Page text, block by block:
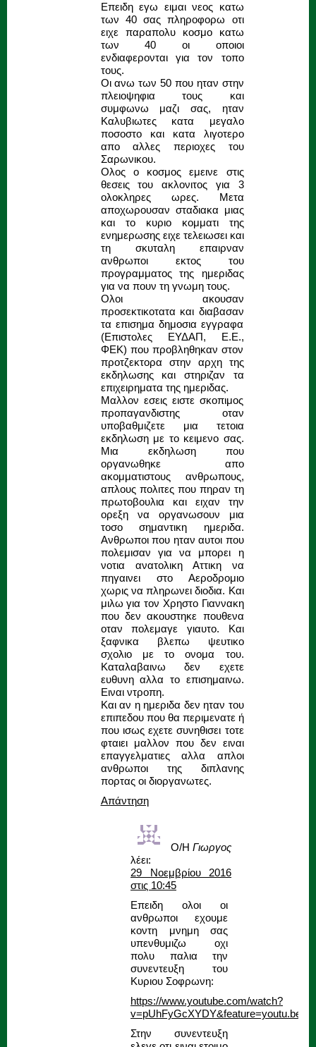
Επειδη εγω ειμαι νεος κατω
των 40 σας πληροφορω οτι
ειχε παραπολυ κοσμο κατω
των 40 οι οποιοι
ενδιαφερονται για τον τοπο
τους.
Οι ανω των 50 που ηταν στην
πλειοψηφια τους και
συμφωνω μαζι σας, ηταν
Καλυβιωτες κατα μεγαλο
ποσοστο και κατα λιγοτερο
απο αλλες περιοχες του
Σαρωνικου.
Ολος ο κοσμος εμεινε στις
θεσεις του ακλονιτος για 3
ολοκληρες ωρες. Μετα
αποχωρουσαν σταδιακα μιας
και το κυριο κομματι της
ενημερωσης ειχε τελειωσει και
τη σκυταλη επαιρναν
ανθρωποι εκτος του
προγραμματος της ημεριδας
για να πουν τη γνωμη τους.
Ολοι ακουσαν
προσεκτικοτατα και διαβασαν
τα επισημα δημοσια εγγραφα
(Επιστολες ΕΥΔΑΠ, Ε.Ε.,
ΦΕΚ) που προβληθηκαν στον
προτζεκτορα στην αρχη της
εκδηλωσης και στηριζαν τα
επιχειρηματα της ημεριδας.
Μαλλον εσεις ειστε σκοπιμος
προπαγανδιστης οταν
υποβαθμιζετε μια τετοια
εκδηλωση με το κειμενο σας.
Μια εκδηλωση που
οργανωθηκε απο
ακομματιστους ανθρωπους,
απλους πολιτες που πηραν τη
πρωτοβουλια και ειχαν την
ορεξη να οργανωσουν μια
τοσο σημαντικη ημεριδα.
Ανθρωποι που ηταν αυτοι που
πολεμισαν για να μπορει η
νοτια ανατολικη Αττικη να
πηγαινει στο Αεροδρομιο
χωρις να πληρωνει διοδια. Και
μιλω για τον Χρηστο Γιαννακη
που δεν ακουστηκε πουθενα
οταν πολεμαγε γιαυτο. Και
ξαφνικα βλεπω ψευτικο
σχολιο με το ονομα του.
Καταλαβαινω δεν εχετε
ευθυνη αλλα το επισημαινω.
Ειναι ντροπη.
Και αν η ημεριδα δεν ηταν του
επιπεδου που θα περιμενατε ή
που ισως εχετε συνηθισει τοτε
φταιει μαλλον που δεν ειναι
επαγγελματιες αλλα απλοι
ανθρωποι της διπλανης
πορτας οι διοργανωτες.
Απάντηση
Ο/Η Γιωργος
λέει:
29 Νοεμβρίου 2016
στις 10:45
Επειδη ολοι οι
ανθρωποι εχουμε
κοντη μνημη σας
υπενθυμιζω οχι
πολυ παλια την
συνεντευξη του
Κυριου Σοφρωνη:
https://www.youtube.com/watch?
v=pUhFyGcXYDY&feature=youtu.be
Στην συνεντευξη